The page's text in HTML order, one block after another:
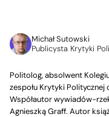
Michał Sutowski
Publicysta Krytyki
Politolog, absolwent
zespołu Krytyki
Współautor wywiadów-
Agnieszką Graff. Autor